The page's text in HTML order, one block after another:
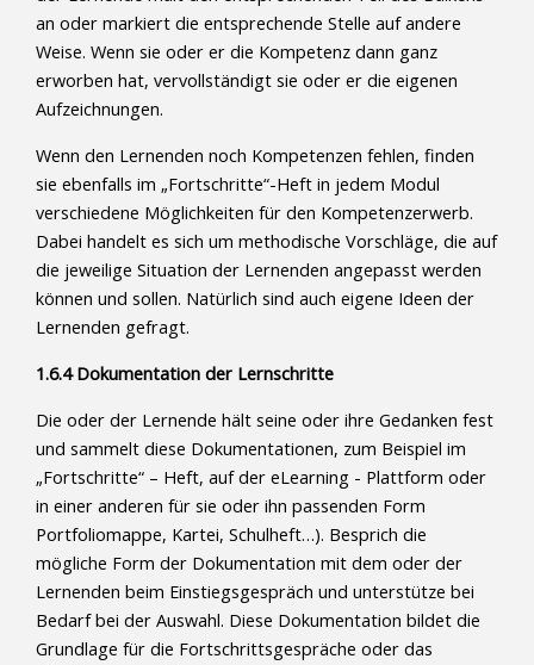
an oder markiert die entsprechende Stelle auf andere
Weise. Wenn sie oder er die Kompetenz dann ganz
erworben hat, vervollständigt sie oder er die eigenen
Aufzeichnungen.
Wenn den Lernenden noch Kompetenzen fehlen, finden
sie ebenfalls im „Fortschritte“-Heft in jedem Modul
verschiedene Möglichkeiten für den Kompetenzerwerb.
Dabei handelt es sich um methodische Vorschläge, die auf
die jeweilige Situation der Lernenden angepasst werden
können und sollen. Natürlich sind auch eigene Ideen der
Lernenden gefragt.
1.6.4 Dokumentation der Lernschritte
Die oder der Lernende hält seine oder ihre Gedanken fest
und sammelt diese Dokumentationen, zum Beispiel im
„Fortschritte“ – Heft, auf der eLearning - Plattform oder
in einer anderen für sie oder ihn passenden Form
Portfoliomappe, Kartei, Schulheft…). Besprich die
mögliche Form der Dokumentation mit dem oder der
Lernenden beim Einstiegsgespräch und unterstütze bei
Bedarf bei der Auswahl. Diese Dokumentation bildet die
Grundlage für die Fortschrittsgespräche oder das